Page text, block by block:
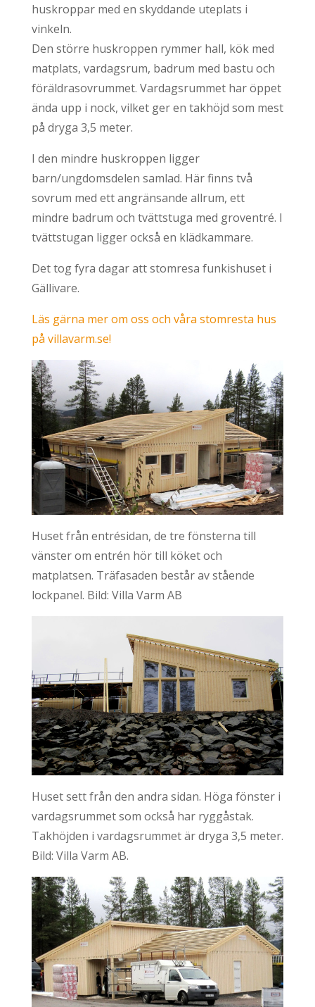
huskroppar med en skyddande uteplats i
vinkeln.
Den större huskroppen rymmer hall, kök med
matplats, vardagsrum, badrum med bastu och
föräldrasovrummet. Vardagsrummet har öppet
ända upp i nock, vilket ger en takhöjd som mest
på dryga 3,5 meter.
I den mindre huskroppen ligger
barn/ungdomsdelen samlad. Här finns två
sovrum med ett angränsande allrum, ett
mindre badrum och tvättstuga med groventré. I
tvättstugan ligger också en klädkammare.
Det tog fyra dagar att stomresa funkishuset i
Gällivare.
Läs gärna mer om oss och våra stomresta hus
på villavarm.se!
Huset från entrésidan, de tre fönsterna till
vänster om entrén hör till köket och
matplatsen. Träfasaden består av stående
lockpanel. Bild: Villa Varm AB
Huset sett från den andra sidan. Höga fönster i
vardagsrummet som också har ryggåstak.
Takhöjden i vardagsrummet är dryga 3,5 meter.
Bild: Villa Varm AB.